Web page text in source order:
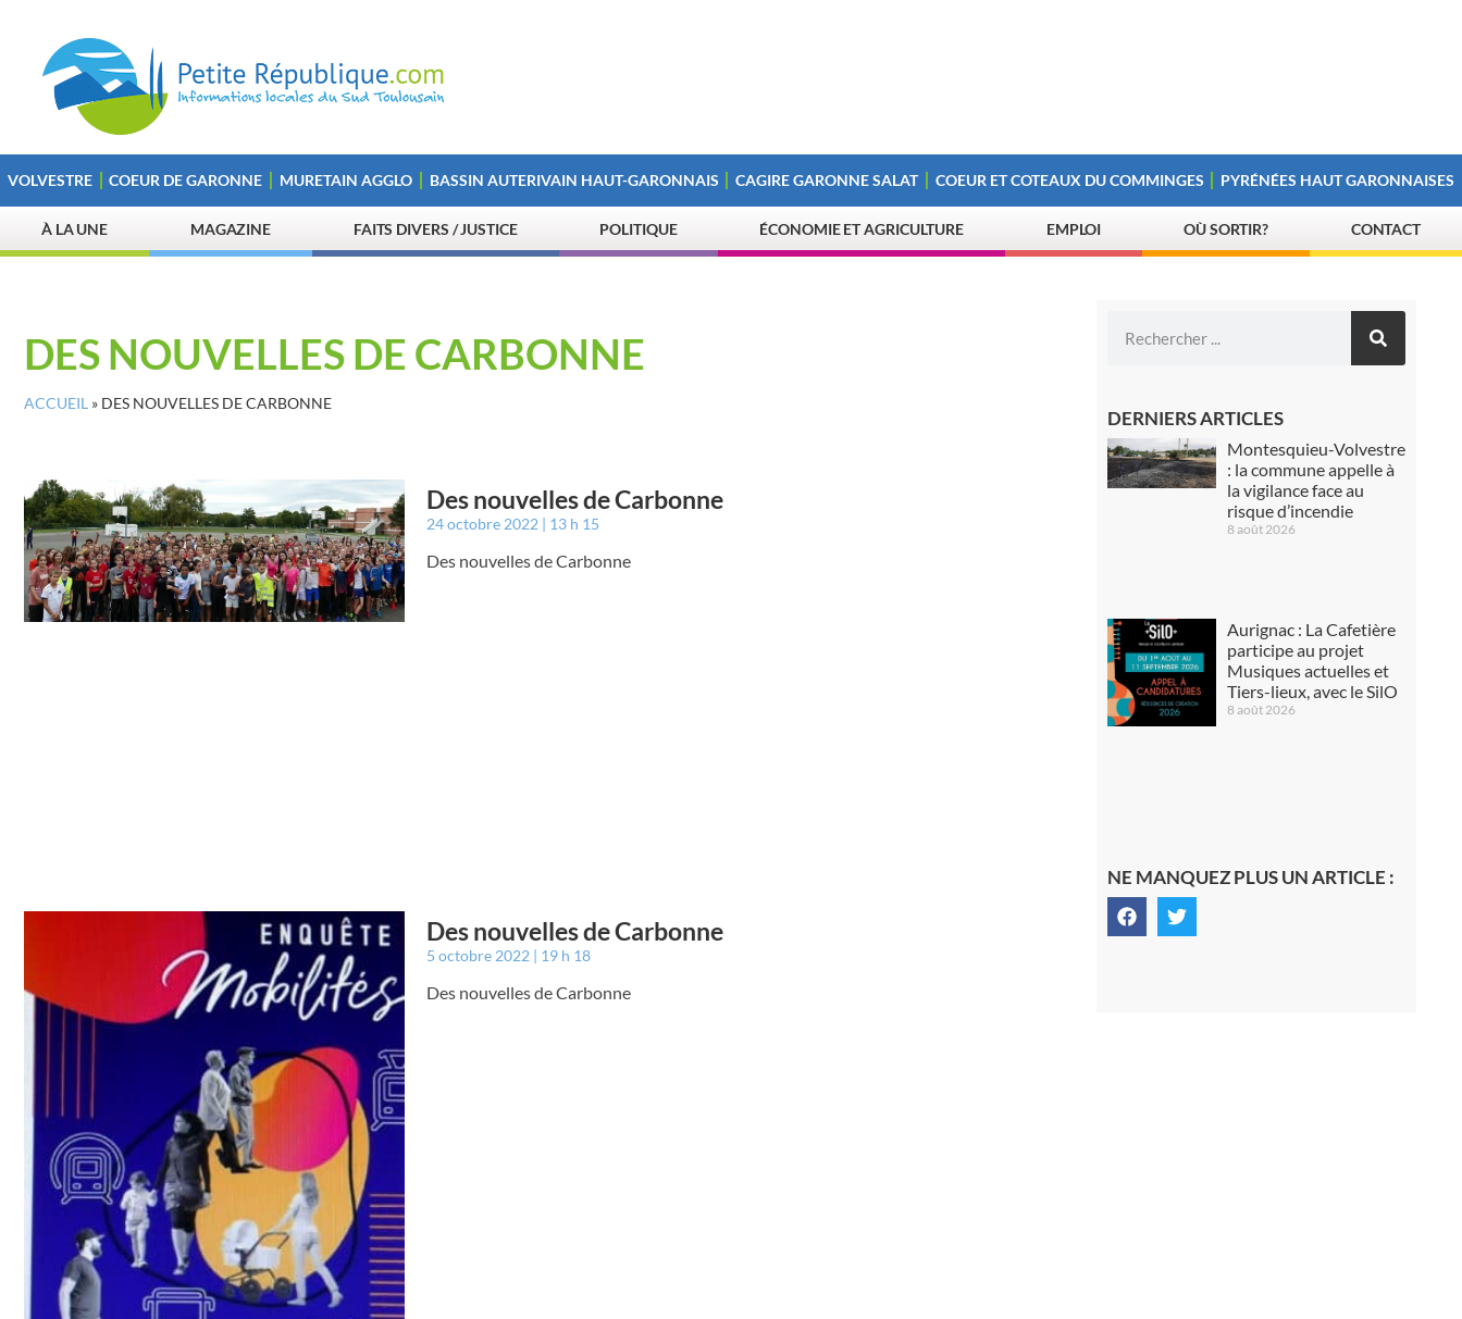
VOLVESTRE COEUR DE GARONNE MURETAIN AGGLO BASSIN AUTERIVAIN HAUT-GARONNAIS CAGIRE GARONNE SALAT COEUR ET COTEAUX DU COMMINGES PYRÉNÉES HAUT GARONNAISES
À LA UNE MAGAZINE FAITS DIVERS / JUSTICE POLITIQUE ÉCONOMIE ET AGRICULTURE EMPLOI OÙ SORTIR? CONTACT
DES NOUVELLES DE CARBONNE
ACCUEIL » DES NOUVELLES DE CARBONNE
Des nouvelles de Carbonne
24 octobre 2022 13 h 15
Des nouvelles de Carbonne
Des nouvelles de Carbonne
5 octobre 2022 19 h 18
Des nouvelles de Carbonne
DERNIERS ARTICLES
Montesquieu-Volvestre
: la commune appelle à
la vigilance face au
risque d’incendie
8 août 2026
Aurignac : La Cafetière
participe au projet
Musiques actuelles et
Tiers-lieux, avec le SilO
8 août 2026
NE MANQUEZ PLUS UN ARTICLE :